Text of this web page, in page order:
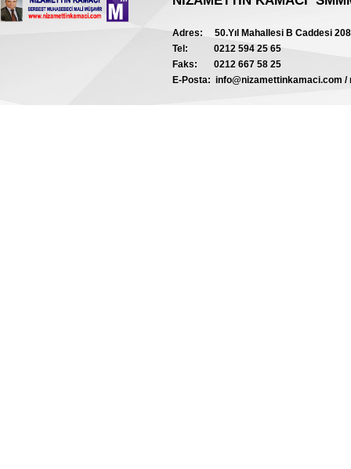
Adres:
50.Yıl Mahallesi B Caddesi
Tel:
0212 594 25 65
Faks:
0212 667 58 25
E-Posta: info@nizamettinkamaci.com /